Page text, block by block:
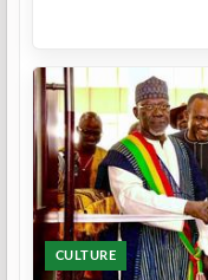
CULTURE